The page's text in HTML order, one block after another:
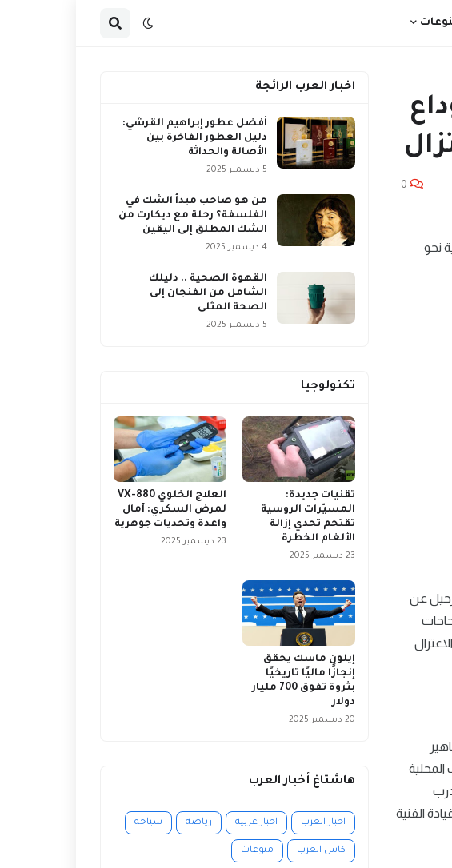
0
نحو
عن
وراء النجاحات
المحلية
الفنية
اخبار العرب الرائجة
أفضل عطور إبراهيم القرشي:
دليل العطور الفاخرة بين
الأصالة والحداثة
5 ديسمبر 2025
من هو صاحب مبدأ الشك في
الفلسفة؟ رحلة مع ديكارت من
الشك المطلق إلى اليقين
4 ديسمبر 2025
القهوة الصحية .. دليلك
الشامل من الفنجان إلى
الصحة المثلى
5 ديسمبر 2025
تكنولوجيا
تقنيات جديدة:
المسيّرات الروسية
تقتحم تحدي إزالة
الألغام الخطرة
23 ديسمبر 2025
العلاج الخلوي VX-880
لمرض السكري: آمال
واعدة وتحديات جوهرية
23 ديسمبر 2025
إيلون ماسك يحقق
إنجازًا ماليًا تاريخيًا
بثروة تفوق 700 مليار
دولار
20 ديسمبر 2025
هاشتاغ أخبار العرب
اخبار العرب اخبار عربية رياضة سياحة
كاس العرب منوعات